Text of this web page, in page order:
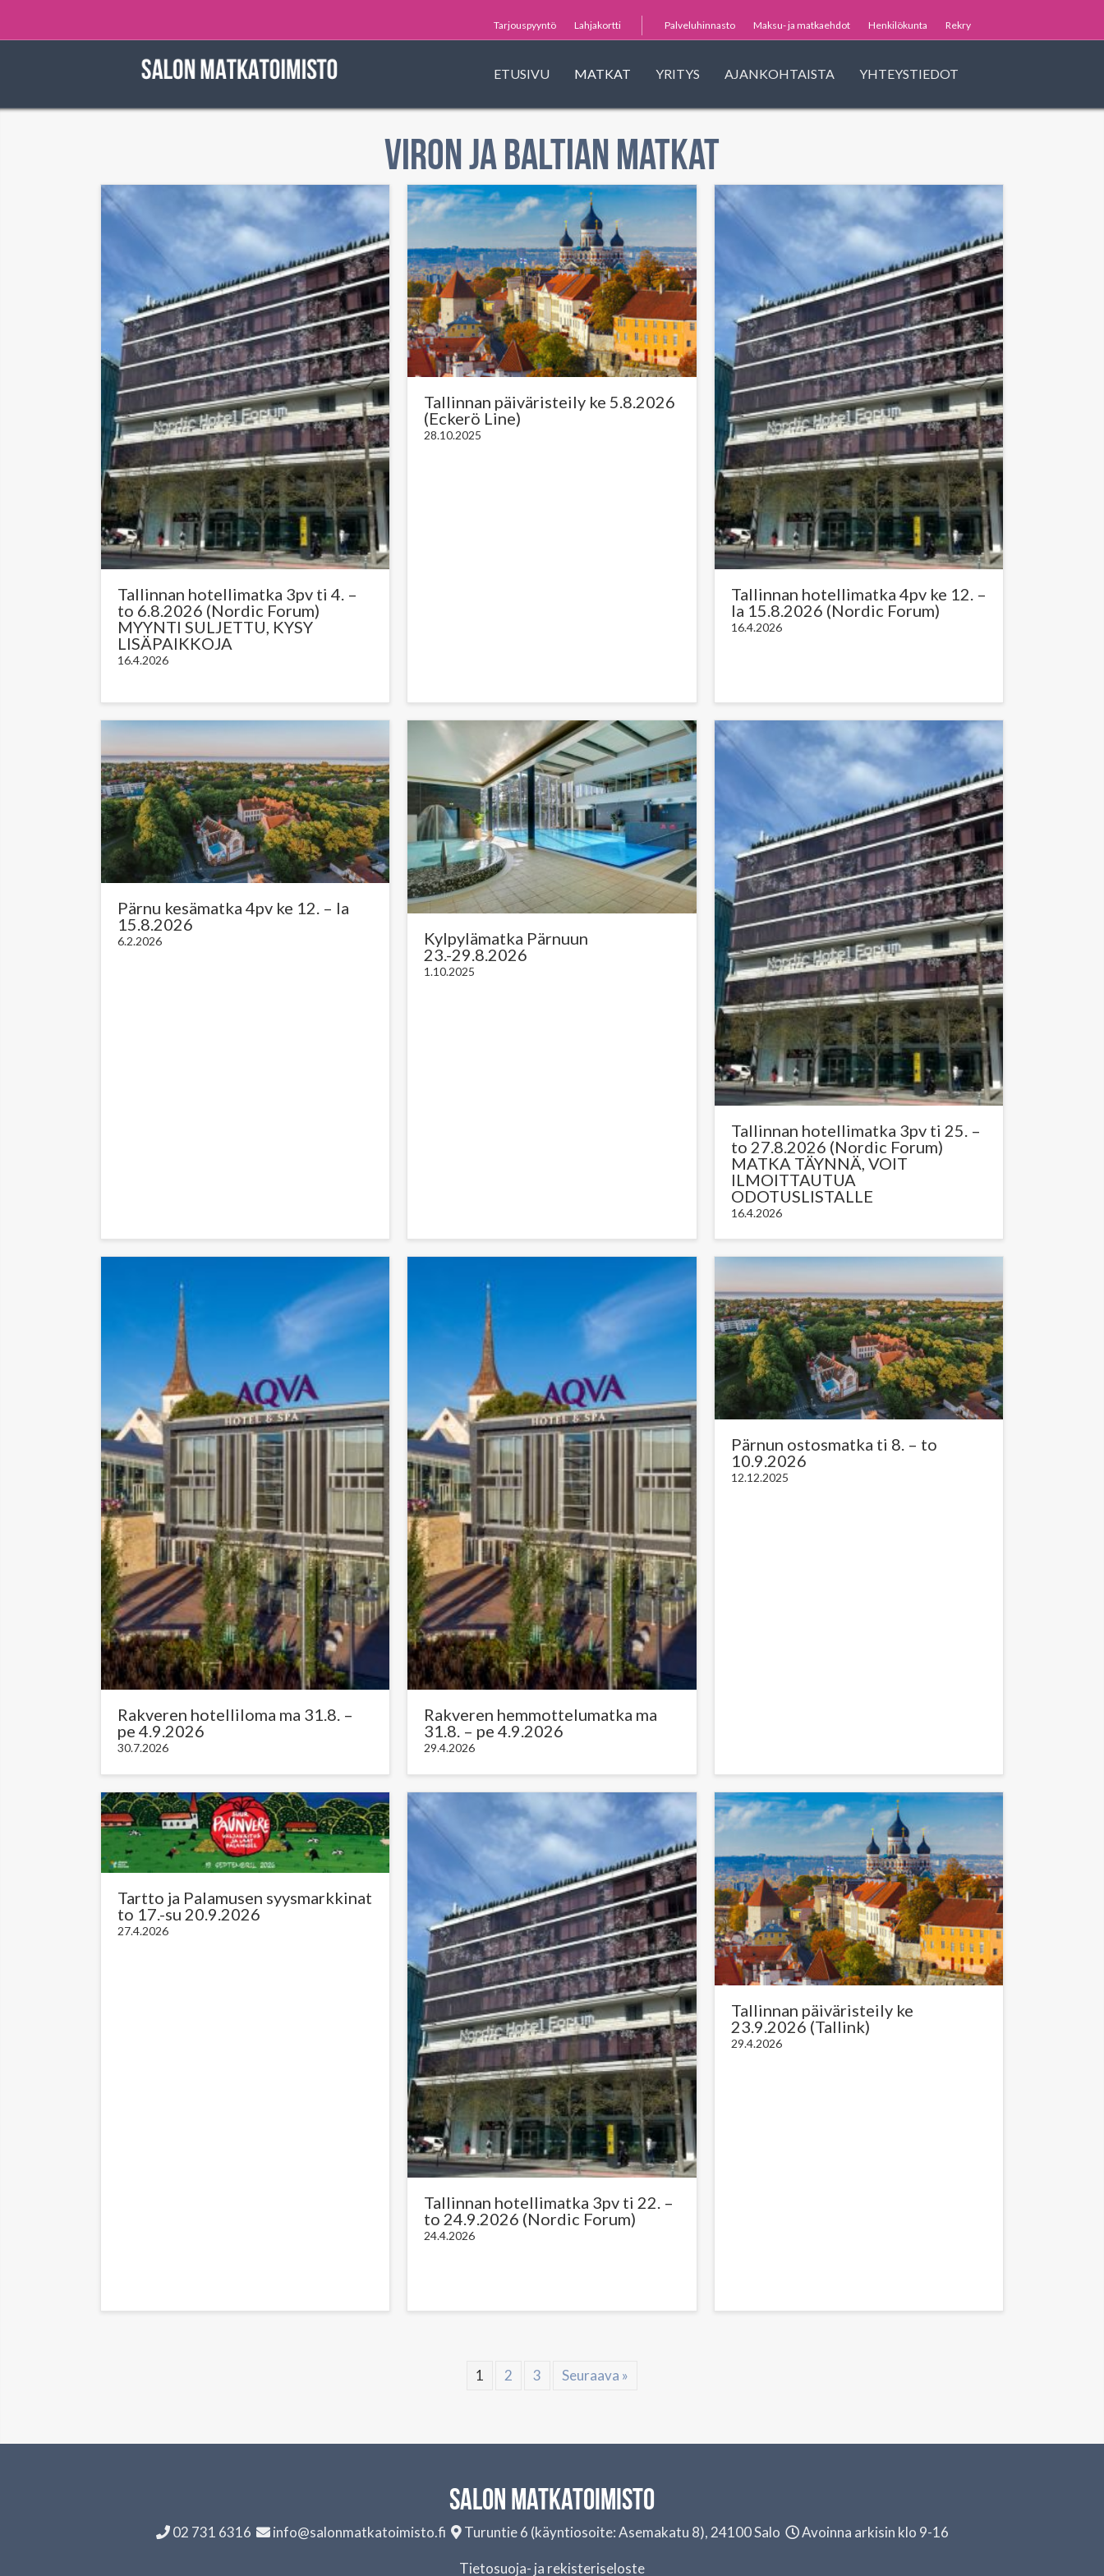
Tarjouspyyntö Lahjakortti Palveluhinnasto Maksu- ja matkaehdot Henkilökunta Rekry
ETUSIVU MATKAT YRITYS AJANKOHTAISTA YHTEYSTIEDOT
Viron ja Baltian matkat
Tallinnan hotellimatka 3pv ti 4. –
to 6.8.2026 (Nordic Forum)
MYYNTI SULJETTU, KYSY
LISÄPAIKKOJA
16.4.2026
Tallinnan päiväristeily ke 5.8.2026
(Eckerö Line)
28.10.2025
Tallinnan hotellimatka 4pv ke 12. –
la 15.8.2026 (Nordic Forum)
16.4.2026
Pärnu kesämatka 4pv ke 12. – la
15.8.2026
6.2.2026
Kylpylämatka Pärnuun
23.-29.8.2026
1.10.2025
Tallinnan hotellimatka 3pv ti 25. –
to 27.8.2026 (Nordic Forum)
MATKA TÄYNNÄ, VOIT
ILMOITTAUTUA
ODOTUSLISTALLE
16.4.2026
Rakveren hotelliloma ma 31.8. –
pe 4.9.2026
30.7.2026
Rakveren hemmottelumatka ma
31.8. – pe 4.9.2026
29.4.2026
Pärnun ostosmatka ti 8. – to
10.9.2026
12.12.2025
Tartto ja Palamusen syysmarkkinat
to 17.-su 20.9.2026
27.4.2026
Tallinnan hotellimatka 3pv ti 22. –
to 24.9.2026 (Nordic Forum)
24.4.2026
Tallinnan päiväristeily ke
23.9.2026 (Tallink)
29.4.2026
1 2 3 Seuraava »
Salon matkatoimisto
02 731 6316 info@salonmatkatoimisto.fi Turuntie 6 (käyntiosoite: Asemakatu 8), 24100 Salo Avoinna arkisin klo 9-16
Tietosuoja- ja rekisteriseloste